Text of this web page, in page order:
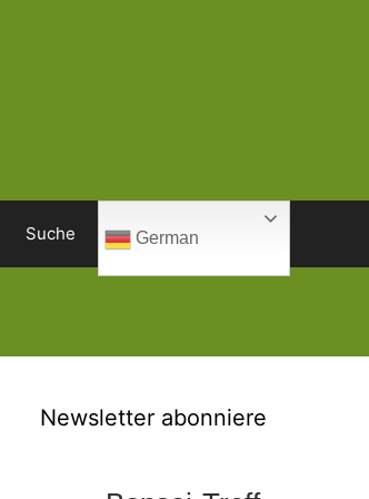
Suche German
Newsletter abonniere